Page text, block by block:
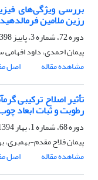
بررسی ویژگی‌های
رزین ملامین فرمالدهید
دوره 72، شماره 3، پاییز 1398، صفحه
پیمان احمدی، داود افهامی
مشاهده مقاله
اصل
رطوبت و ثبات ابعاد
دوره 68، شماره 1، بهار 1394، صفحه
پیمان فلاح مقدم-بهمبری،
مشاهده مقاله
اصل